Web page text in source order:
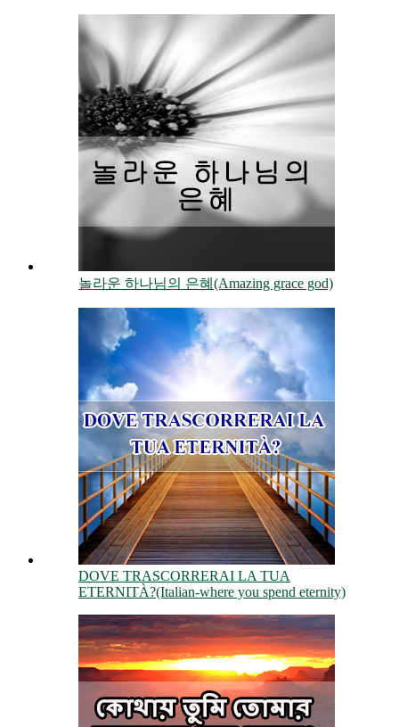
놀라운 하나님의 은혜(Amazing grace god)
DOVE TRASCORRERAI LA TUA
ETERNITÀ?(Italian-where you spend eternity)